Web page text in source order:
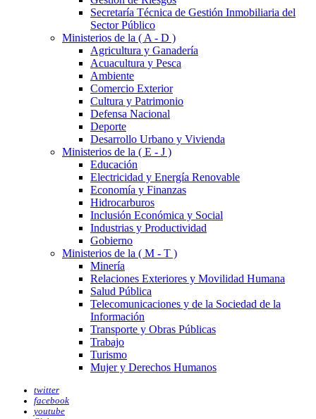
Secretaría Técnica de Gestión Inmobiliaria del
Sector Público
Ministerios de la ( A - D )
Agricultura y Ganadería
Acuacultura y Pesca
Ambiente
Comercio Exterior
Cultura y Patrimonio
Defensa Nacional
Deporte
Desarrollo Urbano y Vivienda
Ministerios de la ( E - J )
Educación
Electricidad y Energía Renovable
Economía y Finanzas
Hidrocarburos
Inclusión Económica y Social
Industrias y Productividad
Gobierno
Ministerios de la ( M - T )
Minería
Relaciones Exteriores y Movilidad Humana
Salud Pública
Telecomunicaciones y de la Sociedad de la
Información
Transporte y Obras Públicas
Trabajo
Turismo
Mujer y Derechos Humanos
twitter
facebook
youtube